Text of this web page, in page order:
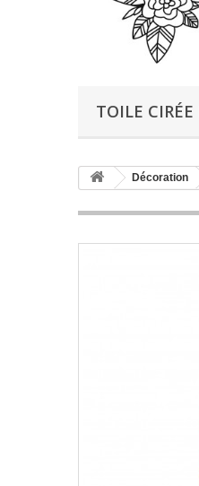
TOILE
Décoration